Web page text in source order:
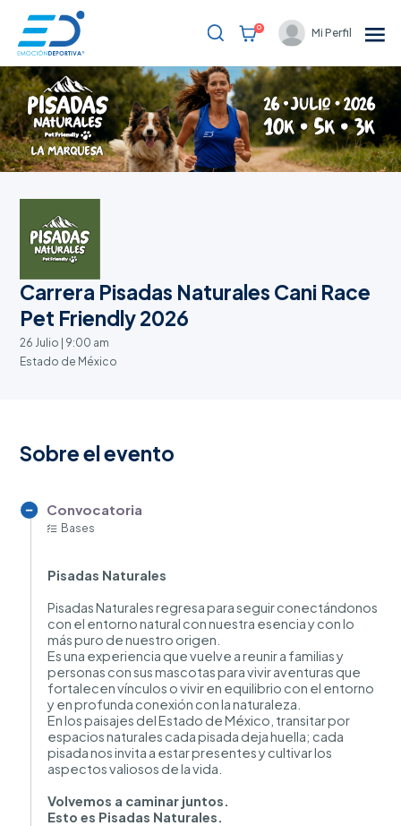
0 Mi Perfil
Bienvenido
Eventos
Resultados
Blog
Soporte al cliente
Registrarme
Carrera Pisadas Naturales Cani Race
Pet Friendly 2026
26 Julio | 9:00 am
Estado de México
Sobre el evento
Convocatoria
Bases
Pisadas Naturales
Pisadas Naturales regresa para seguir conectándonos
con el entorno natural con nuestra esencia y con lo
más puro de nuestro origen.
Es una experiencia que vuelve a reunir a familias y
personas con sus mascotas para vivir aventuras que
fortalecen vínculos o vivir en equilibrio con el entorno
y en profunda conexión con la naturaleza.
En los paisajes del Estado de México, transitar por
espacios naturales cada pisada deja huella; cada
pisada nos invita a estar presentes y cultivar los
aspectos valiosos de la vida.
Volvemos a caminar juntos.
Esto es Pisadas Naturales.